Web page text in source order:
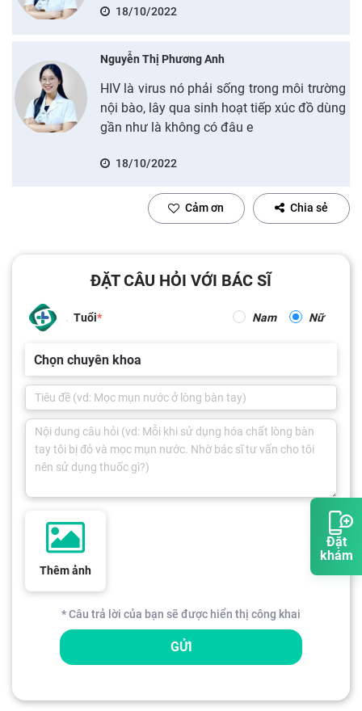
Đặt
khám
18/10/2022
Nguyễn Thị Phương Anh
HIV là virus nó phải sống trong môi trường
nội bào, lây qua sinh hoạt tiếp xúc đồ dùng
gần như là không có đâu e
18/10/2022
Cảm ơn Chia sẻ
ĐẶT CÂU HỎI VỚI BÁC SĨ
Tuổi Nam Nữ
Chọn chuyên khoa
Thêm ảnh
* Câu trả lời của bạn sẽ được hiển thị công khai
GỬI